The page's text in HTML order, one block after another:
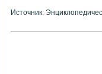
Источник: